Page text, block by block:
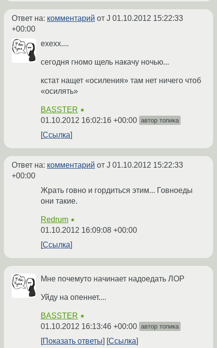
Ответ на: комментарий от J 01.10.2012 15:22:33
+00:00
ехехх....
сегодня гномо щель накачу ночью...
кстат нащет «осиления» там нет ничего чтоб
«осилять»
BASSTER ★
01.10.2012 16:02:16 +00:00 автор топика
Ссылка
Ответ на: комментарий от J 01.10.2012 15:22:33
+00:00
Жрать говно и гордиться этим... Говноеды
они такие.
Redrum ★
01.10.2012 16:09:08 +00:00
Ссылка
Мне почемуто начинает надоедать ЛОР
Уйду на опеннет....
BASSTER ★
01.10.2012 16:13:46 +00:00 автор топика
Показать ответы Ссылка